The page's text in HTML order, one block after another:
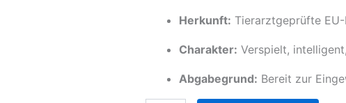
Herkunft: Tierarztgeprüfte
Charakter: Verspielt,
Abgabegrund: Bereit zur